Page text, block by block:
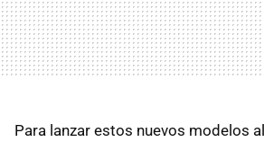
Para lanzar estos nuevos modelos